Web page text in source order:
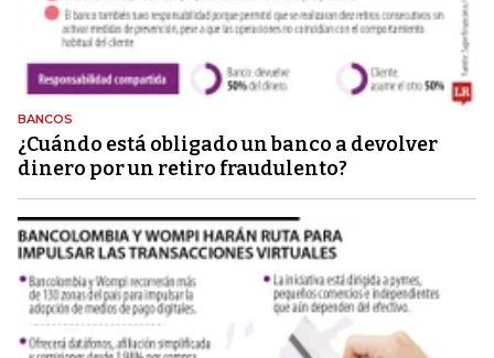
BANCOS
¿Cuándo está obligado un banco a devolver
dinero por un retiro fraudulento?